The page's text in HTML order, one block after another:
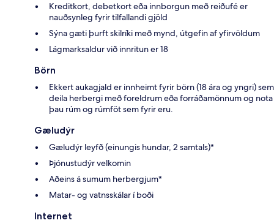
Kreditkort, debetkort eða innborgun með reiðufé er
nauðsynleg fyrir tilfallandi gjöld
Sýna gæti þurft skilríki með mynd, útgefin af yfirvöldum
Lágmarksaldur við innritun er 18
Börn
Ekkert aukagjald er innheimt fyrir börn (18 ára og yngri) sem
deila herbergi með foreldrum eða forráðamönnum og nota
þau rúm og rúmföt sem fyrir eru.
Gæludýr
Gæludýr leyfð (einungis hundar, 2 samtals)*
Þjónustudýr velkomin
Aðeins á sumum herbergjum*
Matar- og vatnsskálar í boði
Internet